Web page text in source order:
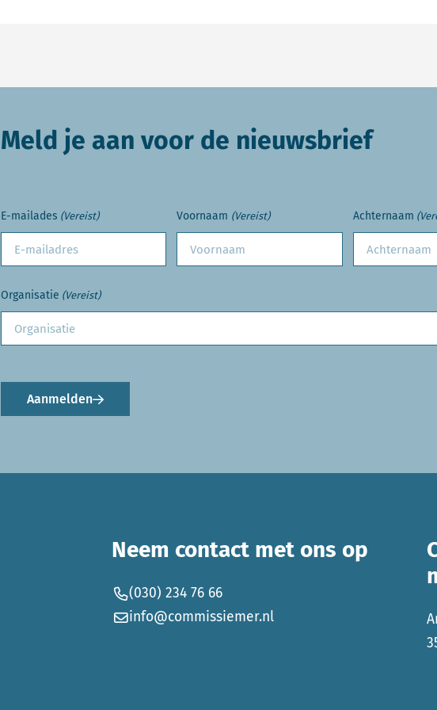
Meld je aan voor de nieuwsbrief
E-mailades (Vereist) Voornaam (Vereist) Achternaam
Organisatie (Vereist)
Aanmelden
Neem contact met ons op
(030) 234 76 66
info@commissiemer.nl